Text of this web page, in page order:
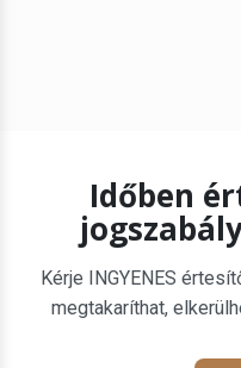
Időben
Kérje INGYENES
megtakaríthat,